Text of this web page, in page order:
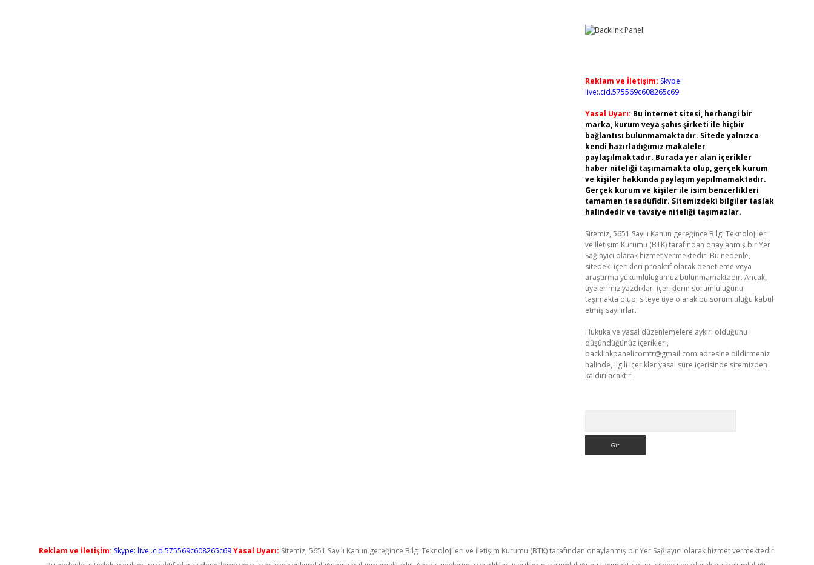
Reklam ve İletişim: Skype:
live:.cid.575569c608265c69
Yasal Uyarı: Bu internet sitesi, herhangi bir
marka, kurum veya şahıs şirketi ile hiçbir
bağlantısı bulunmamaktadır. Sitede yalnızca
kendi hazırladığımız makaleler
paylaşılmaktadır. Burada yer alan içerikler
haber niteliği taşımamakta olup, gerçek kurum
ve kişiler hakkında paylaşım yapılmamaktadır.
Gerçek kurum ve kişiler ile isim benzerlikleri
tamamen tesadüfidir. Sitemizdeki bilgiler taslak
halindedir ve tavsiye niteliği taşımazlar.
Sitemiz, 5651 Sayılı Kanun gereğince Bilgi Teknolojileri
ve İletişim Kurumu (BTK) tarafından onaylanmış bir Yer
Sağlayıcı olarak hizmet vermektedir. Bu nedenle,
sitedeki içerikleri proaktif olarak denetleme veya
araştırma yükümlülüğümüz bulunmamaktadır. Ancak,
üyelerimiz yazdıkları içeriklerin sorumluluğunu
taşımakta olup, siteye üye olarak bu sorumluluğu kabul
etmiş sayılırlar.
Hukuka ve yasal düzenlemelere aykırı olduğunu
düşündüğünüz içerikleri,
backlinkpanelicomtr@gmail.com adresine bildirmeniz
halinde, ilgili içerikler yasal süre içerisinde sitemizden
kaldırılacaktır.
Reklam ve İletişim: Skype: live:.cid.575569c608265c69 Yasal Uyarı: Sitemiz, 5651 Sayılı Kanun gereğince Bilgi Teknolojileri ve İletişim Kurumu (BTK) tarafından onaylanmış bir Yer Sağlayıcı olarak hizmet vermektedir.